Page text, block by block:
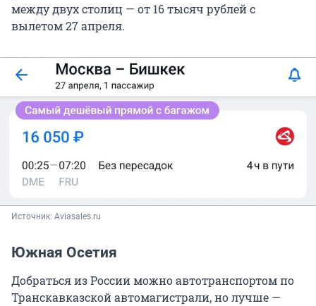
между двух столиц — от 16 тысяч рублей с
вылетом 27 апреля.
Источник: Aviasales.ru
Южная Осетия
Добраться из России можно автотранспортом по
Транскавказской автомагистрали, но лучше —